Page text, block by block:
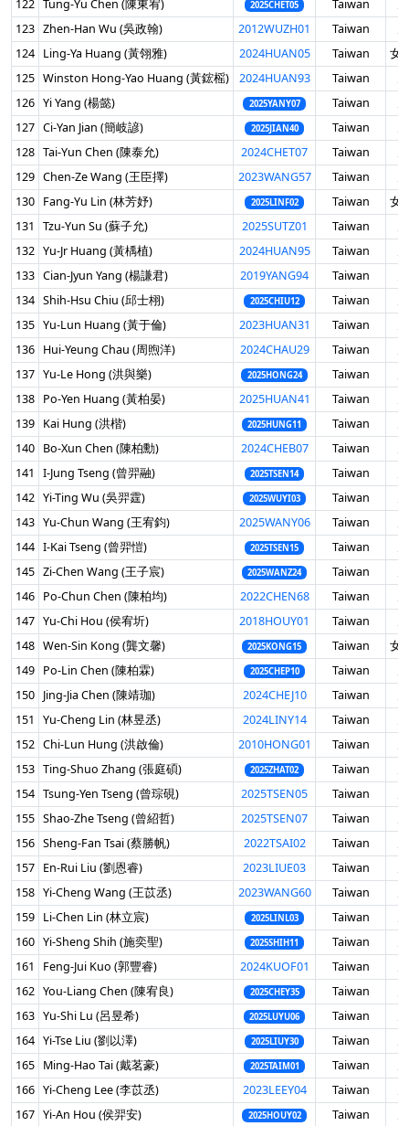
122 Tung-Yu Chen (陳東宥) 2025CHET05 Taiwan
123 Zhen-Han Wu (吳政翰) 2012WUZH01 Taiwan
124 Ling-Ya Huang (黃翎雅) 2024HUAN05 Taiwan
女
125 Winston Hong-Yao Huang (黃鋐榣) 2024HUAN93 Taiwan
126 Yi Yang (楊懿) 2025YANY07 Taiwan
127 Ci-Yan Jian (簡岐諺) 2025JIAN40 Taiwan
128 Tai-Yun Chen (陳泰允) 2024CHET07 Taiwan
129 Chen-Ze Wang (王臣擇) 2023WANG57 Taiwan
130 Fang-Yu Lin (林芳妤) 2025LINF02 Taiwan
女
131
Tzu-Yun Su (蘇子允) 2025SUTZ01 Taiwan
132 Yu-Jr Huang (黃楀植) 2024HUAN95 Taiwan
133 Cian-Jyun Yang (楊謙君) 2019YANG94 Taiwan
134 Shih-Hsu Chiu (邱士栩) 2025CHIU12 Taiwan
135 Yu-Lun Huang (黃于倫) 2023HUAN31 Taiwan
136 Hui-Yeung Chau (周煦洋) 2024CHAU29 Taiwan
137 Yu-Le Hong (洪與樂) 2025HONG24 Taiwan
138 Po-Yen Huang (黃柏晏) 2025HUAN41 Taiwan
139 Kai Hung (洪楷) 2025HUNG11 Taiwan
140 Bo-Xun Chen (陳柏勳) 2024CHEB07 Taiwan
141
I-Jung Tseng (曾羿融) 2025TSEN14 Taiwan
142 Yi-Ting Wu (吳羿霆) 2025WUYI03 Taiwan
143 Yu-Chun Wang (王宥鈞) 2025WANY06 Taiwan
144 I-Kai Tseng (曾羿愷) 2025TSEN15 Taiwan
145 Zi-Chen Wang (王子宸) 2025WANZ24 Taiwan
146 Po-Chun Chen (陳柏均) 2022CHEN68 Taiwan
147 Yu-Chi Hou (侯宥圻) 2018HOUY01 Taiwan
148 Wen-Sin Kong (龔文馨) 2025KONG15 Taiwan
女
149 Po-Lin Chen (陳柏霖) 2025CHEP10 Taiwan
150 Jing-Jia Chen (陳靖珈) 2024CHEJ10 Taiwan
151
Yu-Cheng Lin (林昱丞) 2024LINY14 Taiwan
152 Chi-Lun Hung (洪啟倫) 2010HONG01 Taiwan
153 Ting-Shuo Zhang (張庭碩) 2025ZHAT02 Taiwan
154 Tsung-Yen Tseng (曾琮硯) 2025TSEN05 Taiwan
155 Shao-Zhe Tseng (曾紹哲) 2025TSEN07 Taiwan
156 Sheng-Fan Tsai (蔡勝帆) 2022TSAI02 Taiwan
157 En-Rui Liu (劉恩睿) 2023LIUE03 Taiwan
158 Yi-Cheng Wang (王苡丞) 2023WANG60 Taiwan
159 Li-Chen Lin (林立宸) 2025LINL03 Taiwan
160 Yi-Sheng Shih (施奕聖) 2025SHIH11 Taiwan
161
Feng-Jui Kuo (郭豐睿) 2024KUOF01 Taiwan
162 You-Liang Chen (陳宥良) 2025CHEY35 Taiwan
163 Yu-Shi Lu (呂昱希) 2025LUYU06 Taiwan
164 Yi-Tse Liu (劉以澤) 2025LIUY30 Taiwan
165 Ming-Hao Tai (戴茗豪) 2025TAIM01 Taiwan
166 Yi-Cheng Lee (李苡丞) 2023LEEY04 Taiwan
167 Yi-An Hou (侯羿安) 2025HOUY02 Taiwan